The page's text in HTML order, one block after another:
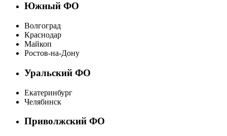
Южный ФО
Волгоград
Краснодар
Майкоп
Ростов-на-Дону
Уральский ФО
Екатеринбург
Челябинск
Приволжский ФО